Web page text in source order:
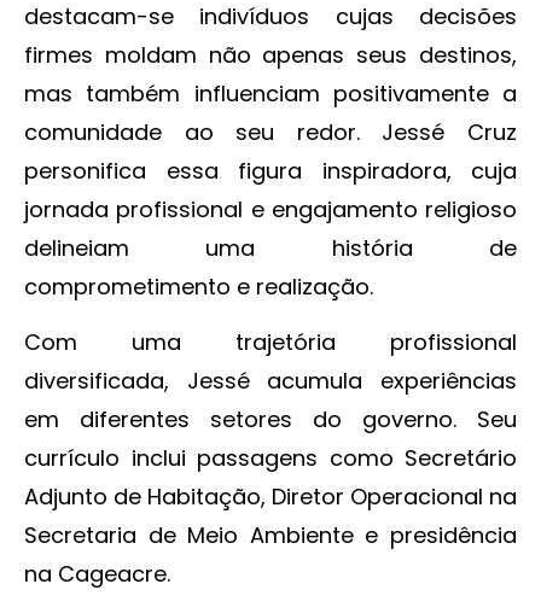
destacam-se indivíduos cujas decisões
firmes moldam não apenas seus destinos,
mas também influenciam positivamente a
comunidade ao seu redor. Jessé Cruz
personifica essa figura inspiradora, cuja
jornada profissional e engajamento religioso
delineiam uma história de
comprometimento e realização.
Com uma trajetória profissional
diversificada, Jessé acumula experiências
em diferentes setores do governo. Seu
currículo inclui passagens como Secretário
Adjunto de Habitação, Diretor Operacional na
Secretaria de Meio Ambiente e presidência
na Cageacre.